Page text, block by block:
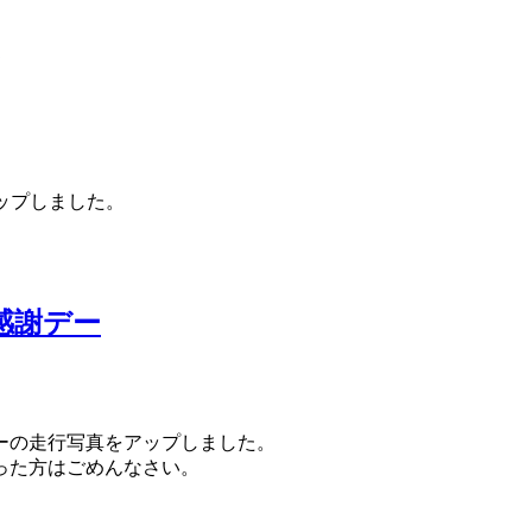
しました。
謝デー
走行写真をアップしました。
方はごめんなさい。